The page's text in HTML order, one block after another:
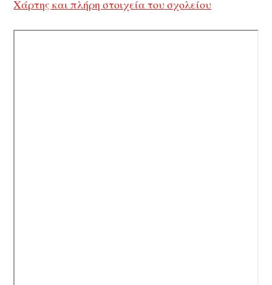
Χάρτης και πλήρη στοιχεία του σχολείου